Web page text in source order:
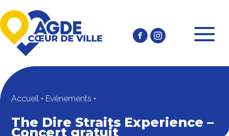
Accueil • Evènements •
The Dire Straits Experience –
Concert gratuit